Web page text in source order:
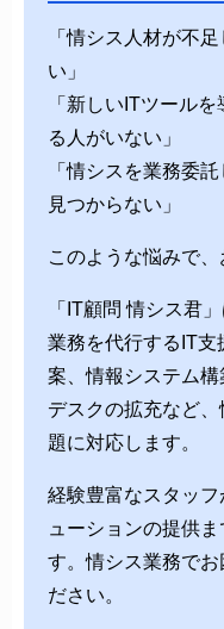
「情シス人材が不
い」
「新しいITツール
る人がいない」
「情シスを業務委
見つからない」
このような悩みで
「IT顧問 情シス君
業務を代行するIT支
案、情報システム
デスクの拡充など
題に対応します。
経験豊富なスタッ
ューションの提供
す。情シス業務でお
ださい。